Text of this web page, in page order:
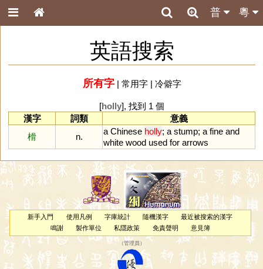
粵
普
英語搜索
所有字| 常用字| 冷僻字
[holly], 找到 1 個
漢字
詞類
意義
榾
n.
a Chinese holly; a stump; a fine and
white wood used for arrows
新手入門 使用凡例 字庫統計 隨機漢字
最近被搜索的漢字
鳴謝
製作單位 私隱政策 免責聲明 意見簿
（管理員 ）